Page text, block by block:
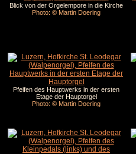
Blick von der Orgelempore in die Kirche
Photo: © Martin Doering
Pfeifen des Hauptwerks in der ersten
Etage der Hauptorgel
Photo: © Martin Doering